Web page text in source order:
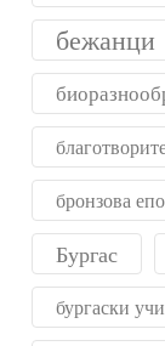
бежанци
бронзова
Бургас
бургаски